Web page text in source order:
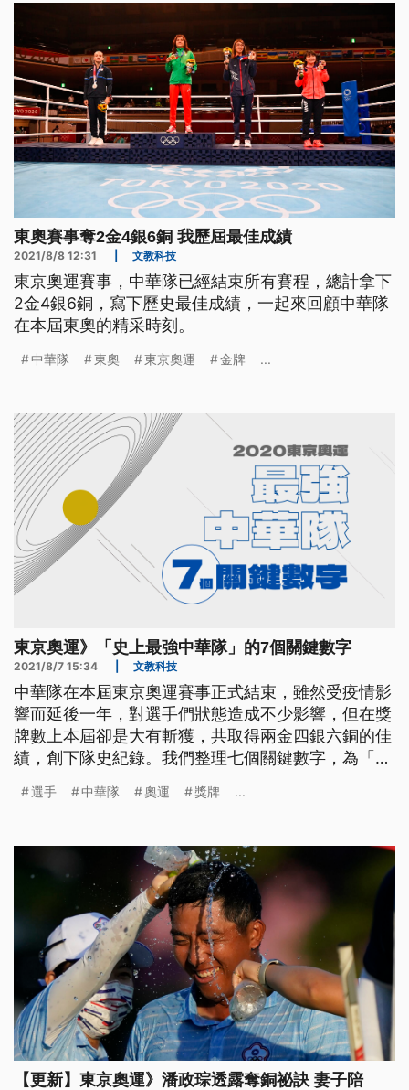
東奧賽事奪2金4銀6銅 我歷屆最佳成績
2021/8/8 12:31 文教科技
東京奧運賽事，中華隊已經結束所有賽程，總計拿下
2金4銀6銅，寫下歷史最佳成績，一起來回顧中華隊
在本屆東奧的精采時刻。
中華隊 東奧 東京奧運 金牌 ...
東京奧運》「史上最強中華隊」的7個關鍵數字
2021/8/7 15:34 文教科技
中華隊在本屆東京奧運賽事正式結束，雖然受疫情影
響而延後一年，對選手們狀態造成不少影響，但在獎
牌數上本屆卻是大有斬獲，共取得兩金四銀六銅的佳
績，創下隊史紀錄。我們整理七個關鍵數字，為「史
選手 中華隊 奧運 獎牌 ...
【更新】東京奧運》潘政琮透露奪銅祕訣 妻子陪